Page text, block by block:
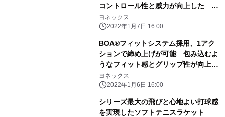
コントロール性と威力が向上した バ
ドミントンラケット
「ARCSABER（アークセイバー）11
ヨネックス
2022年1月7日 16:00
BOA®フィットシステム採用、1アク
ションで締め上げが可能 包み込むよ
うなフィット感とグリップ性が向上し
た バドミントンシューズ「POWER
CUSHION 88 DIAL」 2022年1月下
ヨネックス
2022年1月6日 16:00
シリーズ最大の飛びと心地よい打球感
を実現したソフトテニスラケット